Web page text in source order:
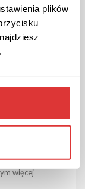
plików
.
na swoje
więcej